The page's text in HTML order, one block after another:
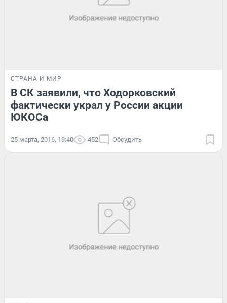
СТРАНА И МИР
В СК заявили, что Ходорковский
фактически украл у России акции
ЮКОСа
25 марта, 2016, 19:40 452 Обсудить